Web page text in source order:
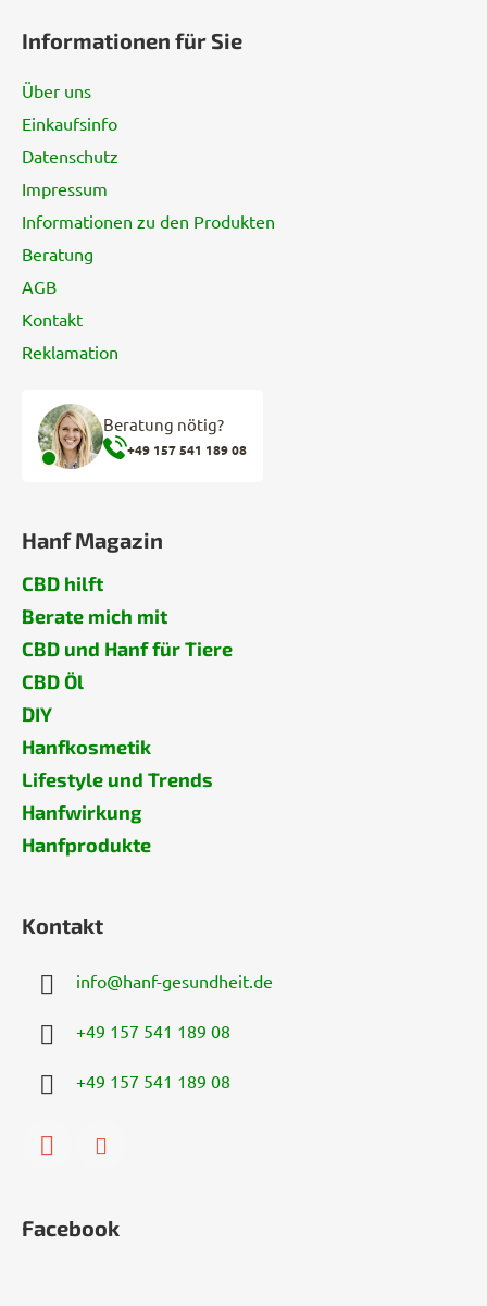
Informationen für Sie
Über uns
Einkaufsinfo
Datenschutz
Impressum
Informationen zu den Produkten
Beratung
AGB
Kontakt
Reklamation
Beratung nötig?
+49 157 541 189 08
Hanf Magazin
CBD hilft
Berate mich mit
CBD und Hanf für Tiere
CBD Öl
DIY
Hanfkosmetik
Lifestyle und Trends
Hanfwirkung
Hanfprodukte
Kontakt
info@hanf-gesundheit.de
+49 157 541 189 08
+49 157 541 189 08
Facebook